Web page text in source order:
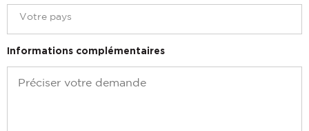
Informations complémentaires